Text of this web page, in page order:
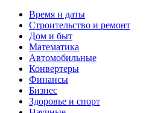
Время и даты
Строительство и ремонт
Дом и быт
Математика
Автомобильные
Конвертеры
Финансы
Бизнес
Здоровье и спорт